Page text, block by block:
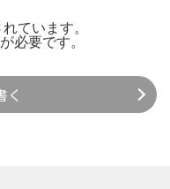
ています。
が必要です。
く